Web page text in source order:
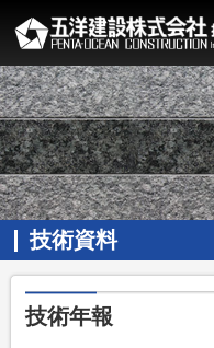
技術資料
技術年報